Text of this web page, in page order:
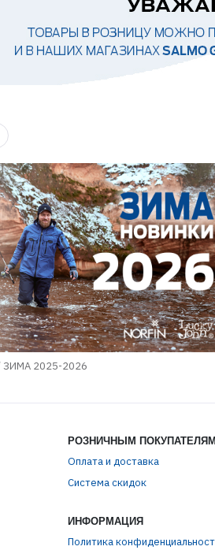
ЗИМА 2025-2026
РОЗНИЧНЫМ
Оплата и доставка
Система скидок
ИНФОРМАЦИЯ
Политика